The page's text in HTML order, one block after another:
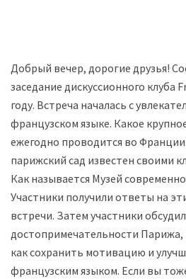
Добрый вечер, дорогие друзья!
заседание дискуссионного клуба
году. Встреча началась с
французском языке. Какое
ежегодно проводится во
парижский сад известен своими
Как называется Музей
Участники получили ответы на
встречи. Затем участники
достопримечательности Парижа,
как сохранить мотивацию и
французским языком. Если вы